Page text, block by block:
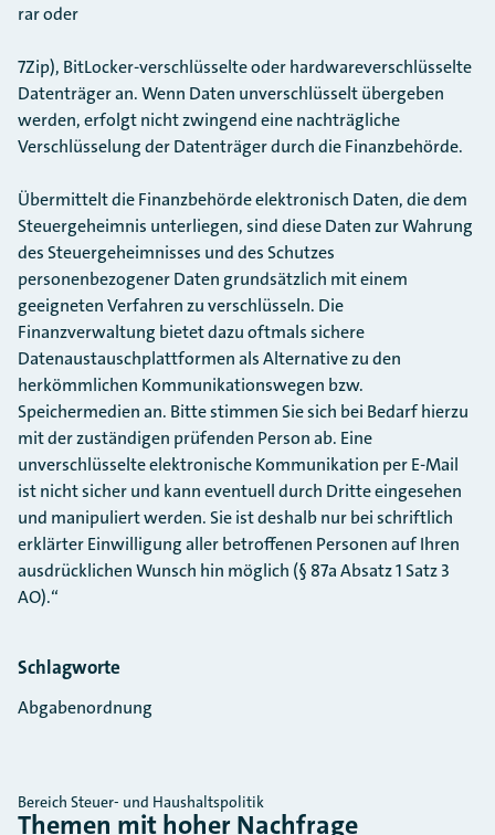
rar oder
7Zip), BitLocker-verschlüsselte oder hardwareverschlüsselte
Datenträger an. Wenn Daten unverschlüsselt übergeben
werden, erfolgt nicht zwingend eine nachträgliche
Verschlüsselung der Datenträger durch die Finanzbehörde.
Übermittelt die Finanzbehörde elektronisch Daten, die dem
Steuergeheimnis unterliegen, sind diese Daten zur Wahrung
des Steuergeheimnisses und des Schutzes
personenbezogener Daten grundsätzlich mit einem
geeigneten Verfahren zu verschlüsseln. Die
Finanzverwaltung bietet dazu oftmals sichere
Datenaustauschplattformen als Alternative zu den
herkömmlichen Kommunikationswegen bzw.
Speichermedien an. Bitte stimmen Sie sich bei Bedarf hierzu
mit der zuständigen prüfenden Person ab. Eine
unverschlüsselte elektronische Kommunikation per E-Mail
ist nicht sicher und kann eventuell durch Dritte eingesehen
und manipuliert werden. Sie ist deshalb nur bei schriftlich
erklärter Einwilligung aller betroffenen Personen auf Ihren
ausdrücklichen Wunsch hin möglich (§ 87a Absatz 1 Satz 3
AO).“
Schlagworte
Abgabenordnung
Bereich Steuer- und Haushaltspolitik
Themen mit hoher Nachfrage